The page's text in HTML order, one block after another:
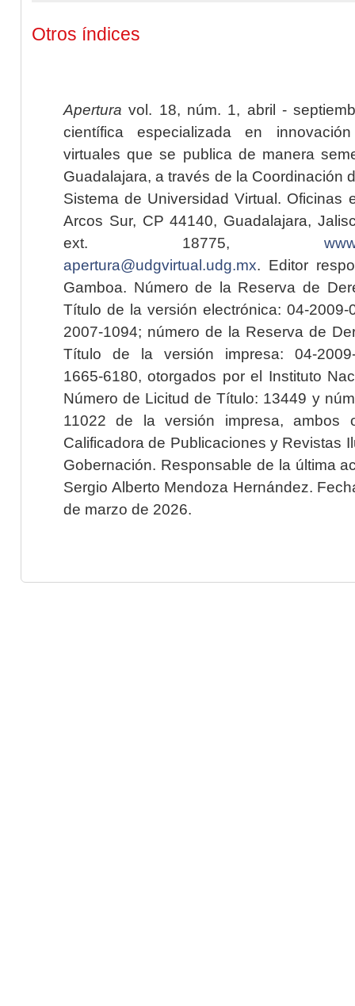
Otros índices
Apertura vol. 18, núm. 1, abril -
científica especializada en
virtuales que se publica de manera
Guadalajara, a través de la Coordinación
Sistema de Universidad Virtual. Oficinas
Arcos Sur, CP 44140, Guadalajara,
ext. 18775,
apertura@udgvirtual.udg.mx. Editor
Gamboa. Número de la Reserva de
Título de la versión electrónica: 04-2009-
2007-1094; número de la Reserva de
Título de la versión impresa: 04-2009-
1665-6180, otorgados por el Instituto
Número de Licitud de Título: 13449 y
11022 de la versión impresa, ambos
Calificadora de Publicaciones y Revistas
Gobernación. Responsable de la última
Sergio Alberto Mendoza Hernández.
de marzo de 2026.